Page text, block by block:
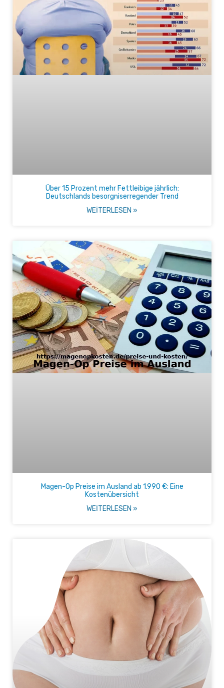
Über 15 Prozent mehr Fettleibige jährlich:
Deutschlands besorgniserregender Trend
WEITERLESEN »
Magen-Op Preise im Ausland ab 1.990 €: Eine
Kostenübersicht
WEITERLESEN »